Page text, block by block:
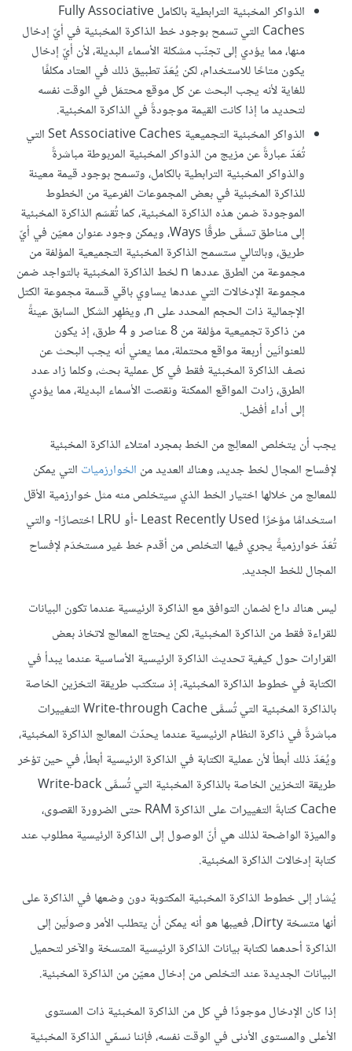
الذواكر المخبئية الترابطية بالكامل Fully Associative
Caches التي تسمح بوجود خط الذاكرة المخبئية في أيّ إدخال
منها، مما يؤدي إلى تجنّب مشكلة الأسماء البديلة، لأن أيّ إدخال
يكون متاحًا للاستخدام، لكن يُعَدّ تطبيق ذلك في العتاد مكلفًا
للغاية لأنه يجب البحث عن كل موقع محتمَل في الوقت نفسه
لتحديد ما إذا كانت القيمة موجودةً في الذاكرة المخبئية.
الذواكر المخبئية التجميعية Set Associative Caches التي
تُعَدّ عبارةً عن مزيج من الذواكر المخبئية المربوطة مباشرةً
والذواكر المخبئية الترابطية بالكامل، وتسمح بوجود قيمة معينة
للذاكرة المخبئية في بعض المجموعات الفرعية من الخطوط
الموجودة ضمن هذه الذاكرة المخبئية، كما تُقسَم الذاكرة المخبئية
إلى مناطق تسمَّى طرقًا Ways، ويمكن وجود عنوان معيّن في أيّ
طريق، وبالتالي ستسمح الذاكرة المخبئية التجميعية المؤلفة من
مجموعة من الطرق عددها n لخط الذاكرة المخبئية بالتواجد ضمن
مجموعة الإدخالات التي عددها يساوي باقي قسمة مجموعة الكتل
الإجمالية ذات الحجم المحدد على n، ويظهِر الشكل السابق عينةً
من ذاكرة تجميعية مؤلفة من 8 عناصر و 4 طرق، إذ يكون
للعنوانَين أربعة مواقع محتملة، مما يعني أنه يجب البحث عن
نصف الذاكرة المخبئية فقط في كل عملية بحث، وكلما زاد عدد
الطرق، زادت المواقع الممكنة ونقصت الأسماء البديلة، مما يؤدي
إلى أداء أفضل.
يجب أن يتخلص المعالِج من الخط بمجرد امتلاء الذاكرة المخبئية
لإفساح المجال لخط جديد، وهناك العديد من الخوارزميات التي يمكن
للمعالج من خلالها اختيار الخط الذي سيتخلص منه مثل خوارزمية الأقل
استخدامًا مؤخرًا Least Recently Used -أو LRU اختصارًا- والتي
تُعَدّ خوارزميةً يجري فيها التخلص من أقدم خط غير مستخدَم لإفساح
المجال للخط الجديد.
ليس هناك داع لضمان التوافق مع الذاكرة الرئيسية عندما تكون البيانات
للقراءة فقط من الذاكرة المخبئية، لكن يحتاج المعالج لاتخاذ بعض
القرارات حول كيفية تحديث الذاكرة الرئيسية الأساسية عندما يبدأ في
الكتابة في خطوط الذاكرة المخبئية، إذ ستكتب طريقة التخزين الخاصة
بالذاكرة المخبئية التي تُسمَّى Write-through Cache التغييرات
مباشرةً في ذاكرة النظام الرئيسية عندما يحدّث المعالج الذاكرة المخبئية،
ويُعَدّ ذلك أبطأ لأن عملية الكتابة في الذاكرة الرئيسية أبطأ، في حين تؤخر
طريقة التخزين الخاصة بالذاكرة المخبئية التي تُسمَّى Write-back
Cache كتابةَ التغييرات على الذاكرة RAM حتى الضرورة القصوى،
والميزة الواضحة لذلك هي أنّ الوصول إلى الذاكرة الرئيسية مطلوب عند
كتابة إدخالات الذاكرة المخبئية.
يُشار إلى خطوط الذاكرة المخبئية المكتوبة دون وضعها في الذاكرة على
أنها متسخة Dirty، فعيبها هو أنه يمكن أن يتطلب الأمر وصولَين إلى
الذاكرة أحدهما لكتابة بيانات الذاكرة الرئيسية المتسخة والآخر لتحميل
البيانات الجديدة عند التخلص من إدخال معيّن من الذاكرة المخبئية.
إذا كان الإدخال موجودًا في كل من الذاكرة المخبئية ذات المستوى
الأعلى والمستوى الأدنى في الوقت نفسه، فإننا نسمّي الذاكرة المخبئية